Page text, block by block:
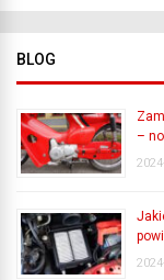
BLOG
–